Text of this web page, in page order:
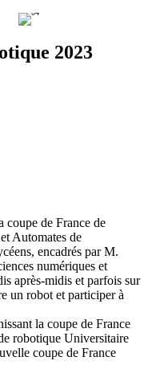
2023
coupe de France de
Automates de
encadrés par M.
numériques et
après-midis et parfois sur
un robot et participer à
la coupe de France
robotique Universitaire
coupe de France